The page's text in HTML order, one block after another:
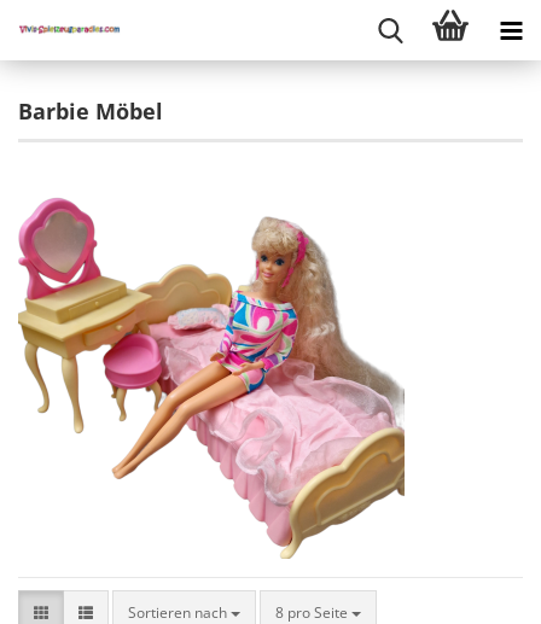
Barbie Möbel
Sortieren nach 8 pro Seite